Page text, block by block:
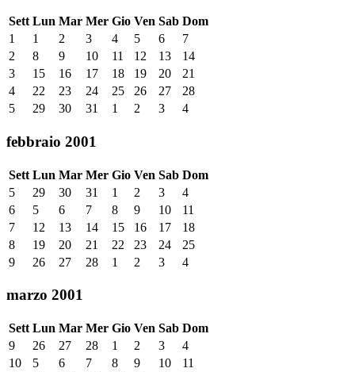
Sett Lun Mar Mer Gio Ven Sab Dom
1
1 2 3 4 5 6
7
2
8 9 10 11 12 13
14
3
15 16 17 18 19 20
21
4
22 23 24 25 26 27
28
5
29 30 31 1 2 3 4
febbraio 2001
Sett Lun Mar Mer Gio Ven Sab Dom
5
29 30 31 1 2 3
4
6
5 6 7 8 9 10
11
7
12 13 14 15 16 17
18
8
19 20 21 22 23 24
25
9
26 27 28 1 2 3 4
marzo 2001
Sett Lun Mar Mer Gio Ven Sab Dom
9
26 27 28 1 2 3
4
10
5 6 7 8 9 10
11